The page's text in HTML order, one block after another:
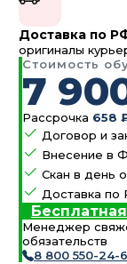
Доставка по
оригиналы
Стоимость
7
Рассрочка 658
Договор и
Внесение в
Скан в день
Доставка по
Менеджер
обязательств
8 800 550-24-